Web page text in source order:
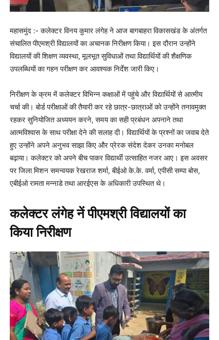
महासमुंद :- कलेक्टर विनय कुमार लंगेह ने आज बागबाहरा विकासखंड के अंतर्गत
संचालित पीएमश्री विद्यालयों का अचानक निरीक्षण किया। इस दौरान उन्होंने
विद्यालयों की शिक्षण व्यवस्था, मूलभूत सुविधाओं तथा विद्यार्थियों की शैक्षणिक
उपलब्धियों का गहन परीक्षण कर आवश्यक निर्देश जारी किए।
निरीक्षण के क्रम में कलेक्टर विभिन्न कक्षाओं में पहुंचे और विद्यार्थियों से आत्मीय
चर्चा की। बोर्ड परीक्षाओं की तैयारी कर रहे छात्र-छात्राओं को उन्होंने तनावमुक्त
रहकर सुनियोजित अध्ययन करने, समय का सही प्रबंधन अपनाने तथा
आत्मविश्वास के साथ परीक्षा देने की सलाह दी। विद्यार्थियों के प्रश्नों का जवाब देते
हुए उन्होंने अपने अनुभव साझा किए और प्रेरक संदेश देकर उनका मनोबल
बढ़ाया। कलेक्टर को अपने बीच पाकर विद्यार्थी उत्साहित नजर आए। इस अवसर
पर जिला मिशन समन्वयक रेखराज शर्मा, बीईओ के.के. वर्मा, एपीसी सम्पा बोस,
एबीईओ रामता मन्नाडे तथा आरईएस के अधिकारी उपस्थित थे।
कलेक्टर लंगेह नें पीएमश्री विद्यालयों का
किया निरीक्षण